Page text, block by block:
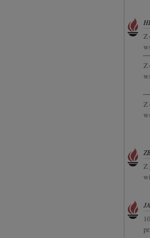
Z
Z
Z
Z